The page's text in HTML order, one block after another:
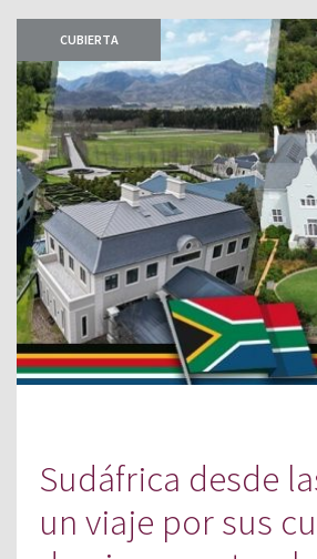
CUBIERTA
Sudáfrica desde
un viaje por sus